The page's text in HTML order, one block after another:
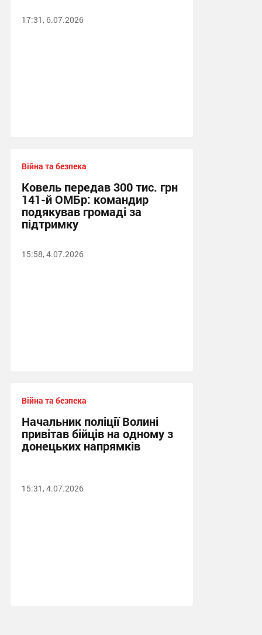
17:31, 6.07.2026
Війна та безпека
Ковель передав 300 тис. грн
141-й ОМБр: командир
подякував громаді за
підтримку
15:58, 4.07.2026
Війна та безпека
Начальник поліції Волині
привітав бійців на одному з
донецьких напрямків
15:31, 4.07.2026